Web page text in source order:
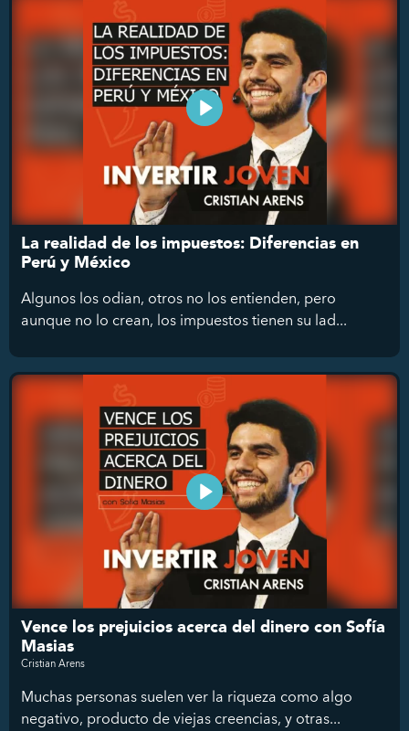
La realidad de los impuestos: Diferencias en
Perú y México
Algunos los odian, otros no los entienden, pero
aunque no lo crean, los impuestos tienen su lad...
Vence los prejuicios acerca del dinero con Sofía
Masias
Cristian Arens
Muchas personas suelen ver la riqueza como algo
negativo, producto de viejas creencias, y otras...